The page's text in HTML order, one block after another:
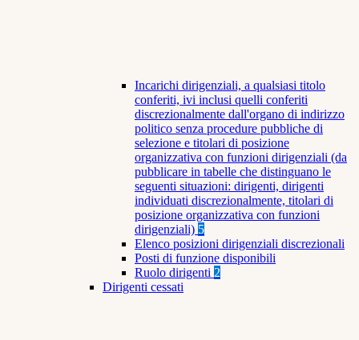
Incarichi dirigenziali, a qualsiasi titolo
conferiti, ivi inclusi quelli conferiti
discrezionalmente dall'organo di indirizzo
politico senza procedure pubbliche di
selezione e titolari di posizione
organizzativa con funzioni dirigenziali (da
pubblicare in tabelle che distinguano le
seguenti situazioni: dirigenti, dirigenti
individuati discrezionalmente, titolari di
posizione organizzativa con funzioni
dirigenziali) 5
Elenco posizioni dirigenziali discrezionali
Posti di funzione disponibili
Ruolo dirigenti 2
Dirigenti cessati